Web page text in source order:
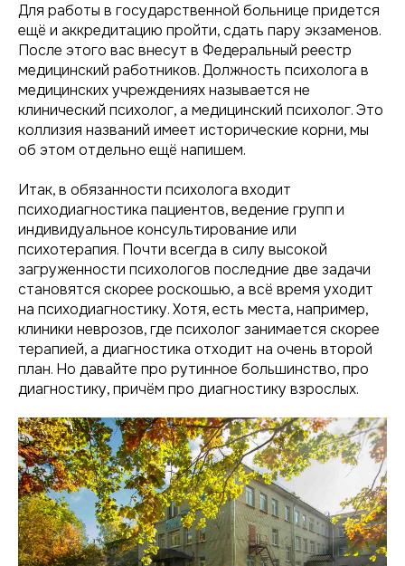
Для работы в государственной больнице придется
ещё и аккредитацию пройти, сдать пару экзаменов.
После этого вас внесут в Федеральный реестр
медицинский работников. Должность психолога в
медицинских учреждениях называется не
клинический психолог, а медицинский психолог. Это
коллизия названий имеет исторические корни, мы
об этом отдельно ещё напишем.
Итак, в обязанности психолога входит
психодиагностика пациентов, ведение групп и
индивидуальное консультирование или
психотерапия. Почти всегда в силу высокой
загруженности психологов последние две задачи
становятся скорее роскошью, а всё время уходит
на психодиагностику. Хотя, есть места, например,
клиники неврозов, где психолог занимается скорее
терапией, а диагностика отходит на очень второй
план. Но давайте про рутинное большинство, про
диагностику, причём про диагностику взрослых.